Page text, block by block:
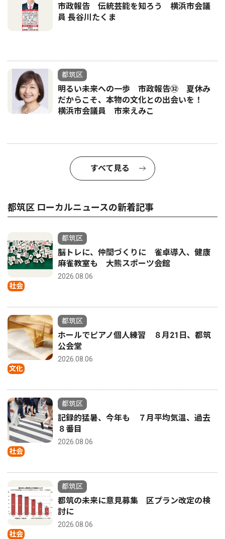
市政報告 伝統芸能を知ろう 横浜市会議
員 長谷川たくま
都筑区
明るい未来への一歩 市政報告㉜ 夏休み
だからこそ、本物の文化との出会いを！
横浜市会議員 市来えみこ
すべて見る
都筑区 ローカルニュースの新着記事
社会
都筑区
脳トレに、仲間づくりに 雀卓導入、健康
麻雀教室も 大熊スポーツ会館
2026.08.06
文化
都筑区
ホールでピアノ個人練習 ８月21日、都筑
公会堂
2026.08.06
社会
都筑区
記録的猛暑、今年も ７月平均気温、過去
８番目
2026.08.06
社会
都筑区
都筑の未来に意見募集 区プラン改定の検
討に
2026.08.06